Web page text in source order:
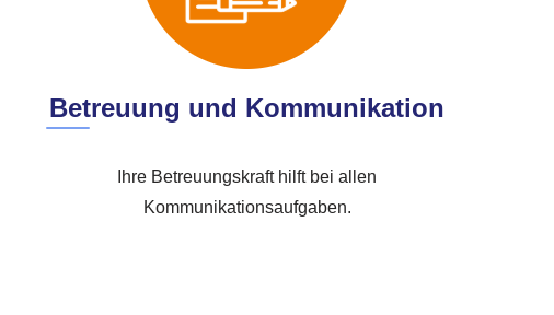
Betreuung und Kommunikation
Ihre Betreuungskraft hilft bei allen
Kommunikationsaufgaben.